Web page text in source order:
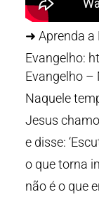
➜ Aprenda a
Evangelho:
Evangelho –
Naquele
Jesus
e disse:
o que torna
não é o que